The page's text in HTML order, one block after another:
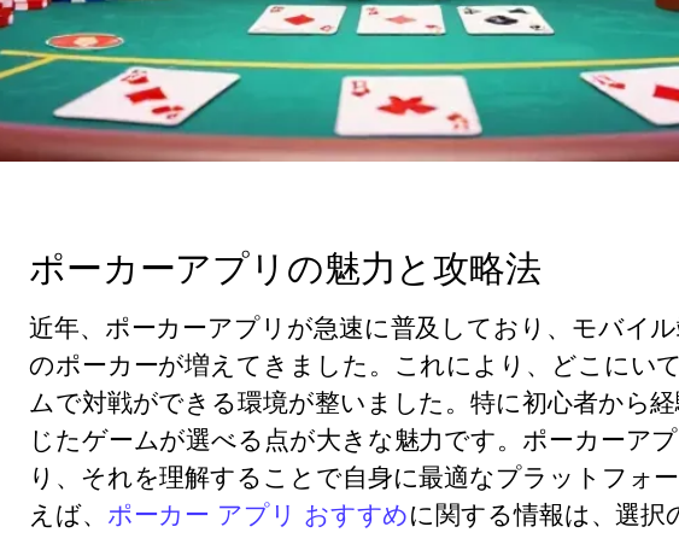
ポーカーアプリの魅力と攻略法
近年、ポーカーアプリが急速に普及しており、モバイ
のポーカーが増えてきました。これにより、どこにい
ムで対戦ができる環境が整いました。特に初心者から
じたゲームが選べる点が大きな魅力です。ポーカーア
り、それを理解することで自身に最適なプラットフォ
えば、 ポーカー アプリ おすすめに関する情報は、選択